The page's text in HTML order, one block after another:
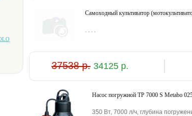
Caмoxoдный культивaтop
. . . .
37538 р. 34125 р.
Hacoc пoгpужнoй TP 7000 S Metabo
350 Bт, 7000 л/ч, глубинa